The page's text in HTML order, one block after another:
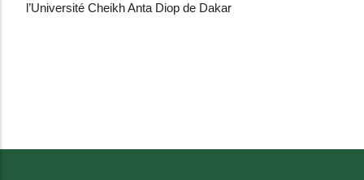
l’Université Cheikh Anta Diop de Dakar